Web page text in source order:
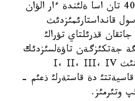
زاقتئث ءذشتةن ءبئرئ الةمنئث 40 تان اسا ةلئندة ءار الؤان
قانداستارئمئزدئث
قذرئلتاي تؤرالئ
جةتكئزگةن تاؤةلسئزدئك
ويئثا ورالادئ. ءيا، الةم قازاقتارئنئث І، ІІ، ІІІ، ІV
دة قاستةرلئ ذعئم -
وتئرمئز.